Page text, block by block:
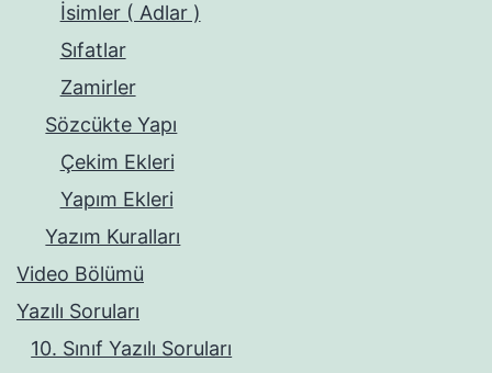
İsimler ( Adlar )
Sıfatlar
Zamirler
Sözcükte Yapı
Çekim Ekleri
Yapım Ekleri
Yazım Kuralları
Video Bölümü
Yazılı Soruları
10. Sınıf Yazılı Soruları